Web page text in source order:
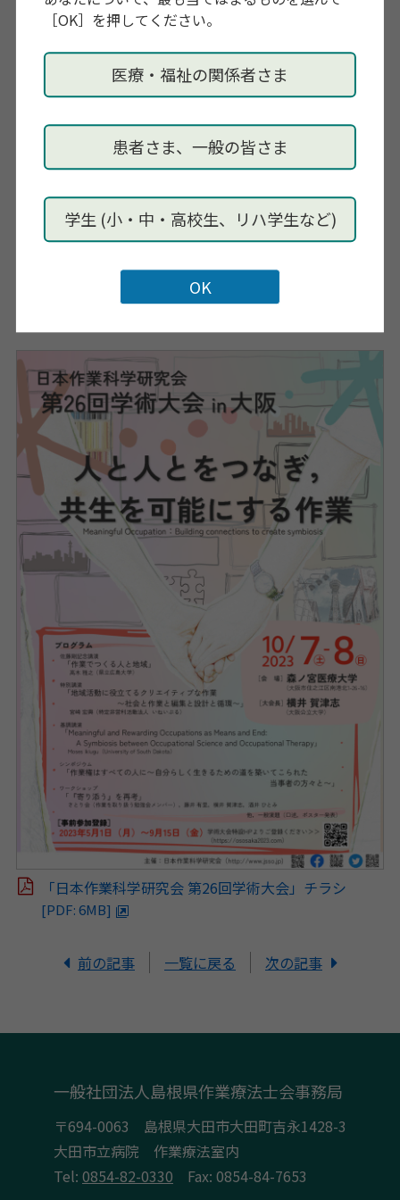
［OK］を押してください。
医療・福祉の関係者さま
患者さま、一般の皆さま
学生 (小・中・高校生、リハ学生など)
・特別講演「地域活動に役立てるクリエイティブな作
業〜社会と作業と編集と設計と循環〜」宮崎宏興（特
定非営利活動法人 いねいぶる）
・基調講演「Meaningful and Rewarding Occupations
A Symbiosis between Occupational Science and
Occupational Therapy」
・シンポジウム 「作業権はすべての人に〜 自分らしく
生きるための道を築いてこられた当事者の方々と〜」
・一般演題（口述・ポスター）
「日本作業科学研究会 第26回学術大会」チラシ
[PDF: 6MB]
前の記事 一覧に戻る 次の記事
一般社団法人島根県作業療法士会事務局
〒694-0063 島根県大田市大田町吉永1428-3
大田市立病院 作業療法室内
Tel: 0854-82-0330 Fax: 0854-84-7653